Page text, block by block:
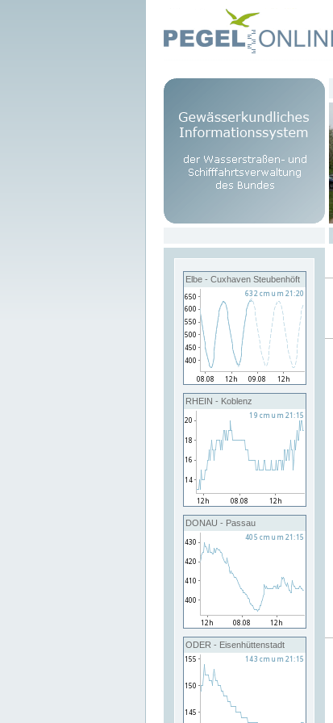
Elbe - Cuxhaven Steubenhöft
RHEIN - Koblenz
DONAU - Passau
ODER - Eisenhüttenstadt